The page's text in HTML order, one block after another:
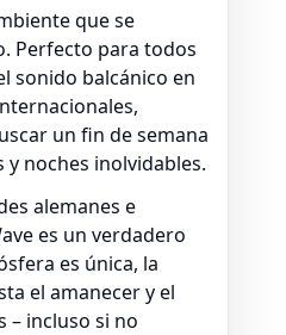
que se
Perfecto para todos
sonido balcánico en
un fin de semana
noches inolvidables.
alemanes e
es un verdadero
es única, la
el amanecer y el
– incluso si no